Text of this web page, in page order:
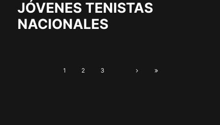
JÓVENES TENISTAS
NACIONALES
1 2 3